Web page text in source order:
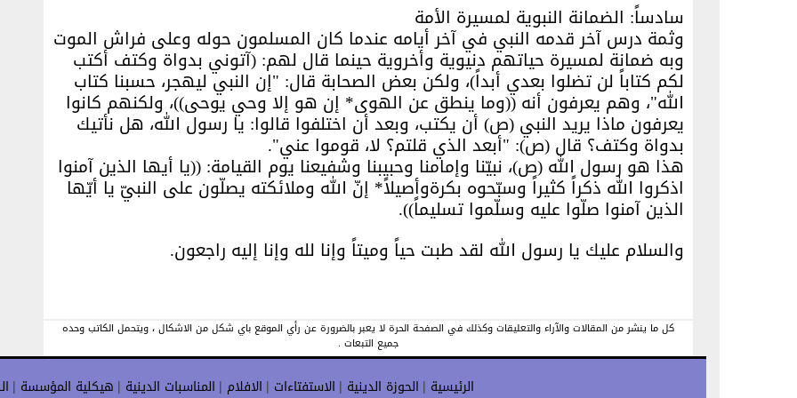
سادساً: الضمانة النبوية لمسيرة الأمة
وثمة درس آخر قدمه النبي في آخر أيامه عندما كان المسلمون حوله وعلى فراش الموت
وبه ضمانة لمسيرة حياتهم دنيوية وأخروية حينما قال لهم: (آتوني بدواة وكتف أكتب
لكم كتاباً لن تضلوا بعدي أبداً)، ولكن بعض الصحابة قال: "إن النبي ليهجر، حسبنا كتاب
الله"، وهم يعرفون أنه ((وما ينطق عن الهوى* إن هو إلا وحي يوحى))، ولكنهم كانوا
يعرفون ماذا يريد النبي (ص) أن يكتب، وبعد أن اختلفوا قالوا: يا رسول الله، هل نأتيك
بدواة وكتف؟ قال (ص): "أبعد الذي قلتم؟ لا، قوموا عني".
هذا هو رسول الله (ص)، نبيّنا وإمامنا وحبيبنا وشفيعنا يوم القيامة: ((يا أيها الذين آمنوا
اذكروا الله ذكراً كثيراً وسبّحوه بكرةوأصيلاً* إنّ الله وملائكته يصلّون على النبيّ يا أيّها
الذين آمنوا صلّوا عليه وسلّموا تسليماً)).
والسلام عليك يا رسول الله لقد طبت حياً وميتاً وإنا لله وإنا إليه راجعون.
كل ما ينشر من المقالات والآراء والتعليقات وكذلك في الصفحة الحرة لا يعبر بالضرورة عن رأي الموقع باي شكل من الاشكال ، ويتحمل الكاتب وحده
جميع التبعات .
الرئيسية | الحوزة الدينية | الاستفتاءات | الافلام | المناسبات الدينية | هيكلية المؤسسة |